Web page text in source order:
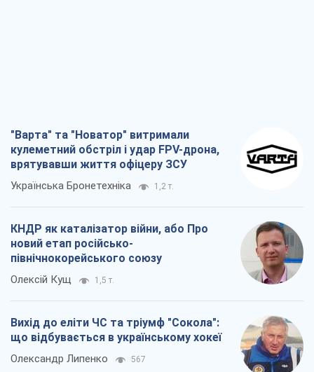
"Варта" та "Новатор" витримали
кулеметний обстріл і удар FPV-дрона,
врятувавши життя офіцеру ЗСУ
Українська Бронетехніка 1,2 т.
КНДР як каталізатор війни, або Про
новий етап російсько-
північнокорейського союзу
Олексій Кущ 1,5 т.
Вихід до еліти ЧС та тріумф "Сокола":
що відбувається в українському хокеї
Олександр Липенко 567